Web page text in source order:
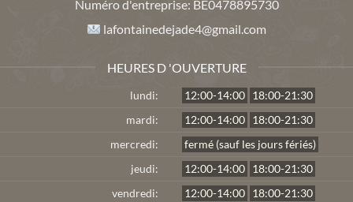
Numéro d'entreprise: BE0478895730
lafontainedejade4@gmail.com
HEURES D 'OUVERTURE
lundi: 12:00-14:00 18:00-21:30
mardi:
12:00-14:00 18:00-21:30
mercredi:
fermé (sauf les jours fériés)
jeudi:
12:00-14:00 18:00-21:30
vendredi:
12:00-14:00 18:00-21:30